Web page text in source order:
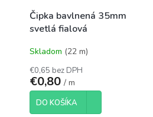
Čipka bavlnená 35mm
svetlá fialová
Skladom (22 m)
€0,65 bez DPH
€0,80 / m
DO KOŠÍKA